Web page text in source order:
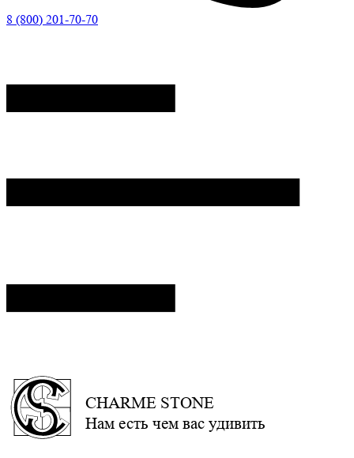
8 (800) 201-70-70
CHARME STONE
Нам есть чем вас удивить